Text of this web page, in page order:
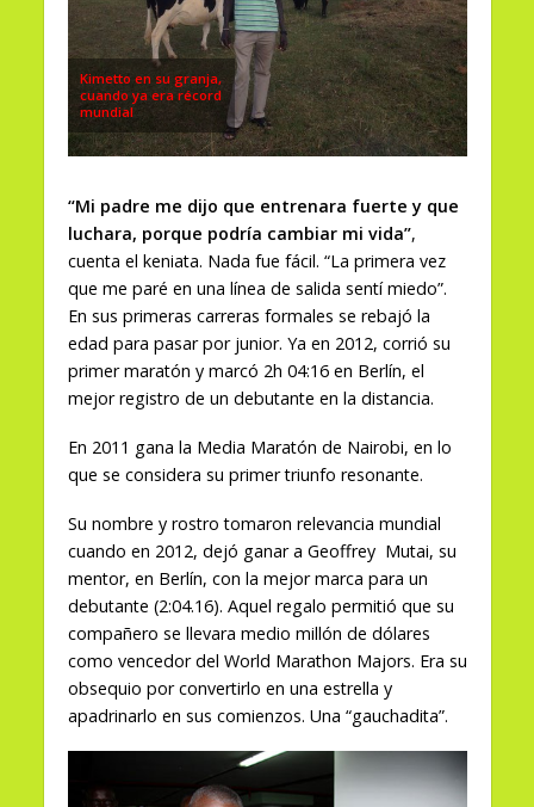
Kimetto en su granja,
cuando ya era récord
mundial
“Mi padre me dijo que entrenara fuerte y que
luchara, porque podría cambiar mi vida”,
cuenta el keniata. Nada fue fácil. “La primera vez
que me paré en una línea de salida sentí miedo”.
En sus primeras carreras formales se rebajó la
edad para pasar por junior. Ya en 2012, corrió su
primer maratón y marcó 2h 04:16 en Berlín, el
mejor registro de un debutante en la distancia.
En 2011 gana la Media Maratón de Nairobi, en lo
que se considera su primer triunfo resonante.
Su nombre y rostro tomaron relevancia mundial
cuando en 2012, dejó ganar a Geoffrey Mutai, su
mentor, en Berlín, con la mejor marca para un
debutante (2:04.16). Aquel regalo permitió que su
compañero se llevara medio millón de dólares
como vencedor del World Marathon Majors. Era su
obsequio por convertirlo en una estrella y
apadrinarlo en sus comienzos. Una “gauchadita”.